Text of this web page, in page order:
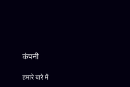
कंपनी
हमारे बारे में